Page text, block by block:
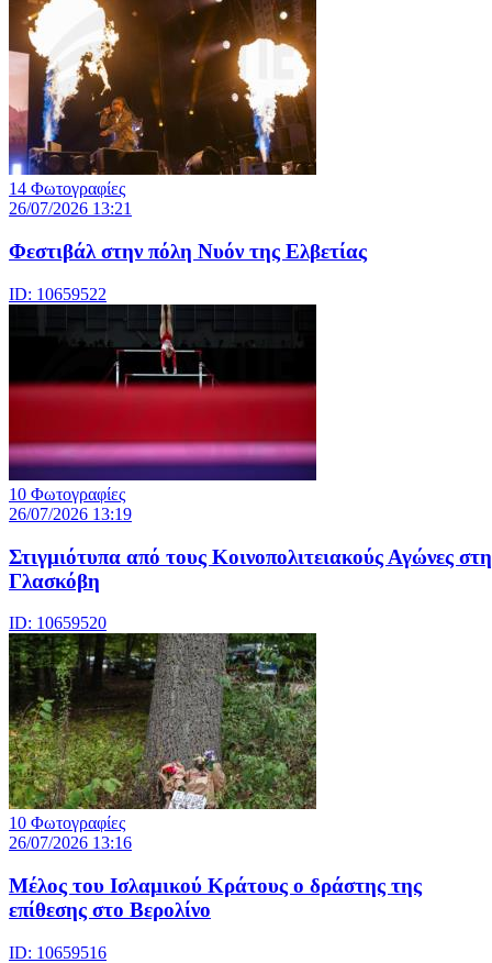
14 Φωτογραφίες
26/07/2026 13:21
Φεστιβάλ στην πόλη Νυόν της Ελβετίας
ID: 10659522
10 Φωτογραφίες
26/07/2026 13:19
Στιγμιότυπα από τους Κοινοπολιτειακούς Αγώνες στη
Γλασκόβη
ID: 10659520
10 Φωτογραφίες
26/07/2026 13:16
Μέλος του Ισλαμικού Κράτους o δράστης της
επίθεσης στο Βερολίνο
ID: 10659516